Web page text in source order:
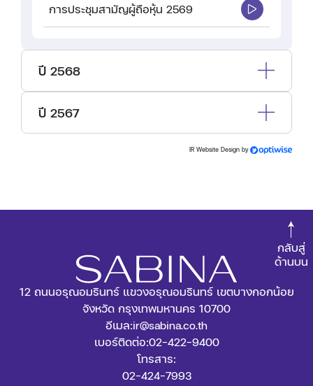
การประชุมสามัญผู้ถือหุ้น 2569
ปี 2568
ปี 2567
IR Website Design by
12 ถนนอรุณอมรินทร์ แขวงอรุณอมรินทร์ เขตบางกอกน้อย
จังหวัด กรุงเทพมหานคร 10700
อีเมล:ir@sabina.co.th
เบอร์ติดต่อ:02-422-9400
โทรสาร:
02-424-7993
กลับสู่
ด้านบน